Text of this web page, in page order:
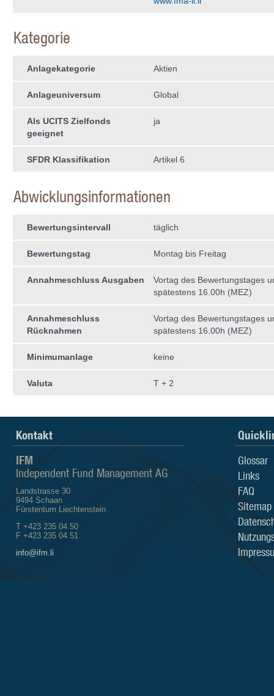
Kategorie
Anlagekategorie Aktien
Anlageuniversum Global
Als UCITS Zielfonds
geeignet
ja
SFDR Klassifikation Artikel 6
Abwicklungsinformationen
Bewertungsintervall täglich
Bewertungstag Montag bis Freitag
Annahmeschluss Ausgaben
Vortag des Bewertungstages
spätestens 16.00h (MEZ)
Annahmeschluss
Rücknahmen
Vortag des Bewertungstages
spätestens 16.00h (MEZ)
Minimumanlage keine
Valuta T + 2
Kontakt
IFM
Independent Fund Management AG
Landstrasse 30
9494 Schaan
Fürstentum Liechtenstein
T +423 235 04 50
F +423 235 04 51
info@ifm.li
Glossar
Links
FAQ
Sitemap